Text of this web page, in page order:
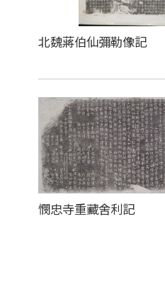
北魏蔣伯仙彌勒像記
憫忠寺重藏舍利記